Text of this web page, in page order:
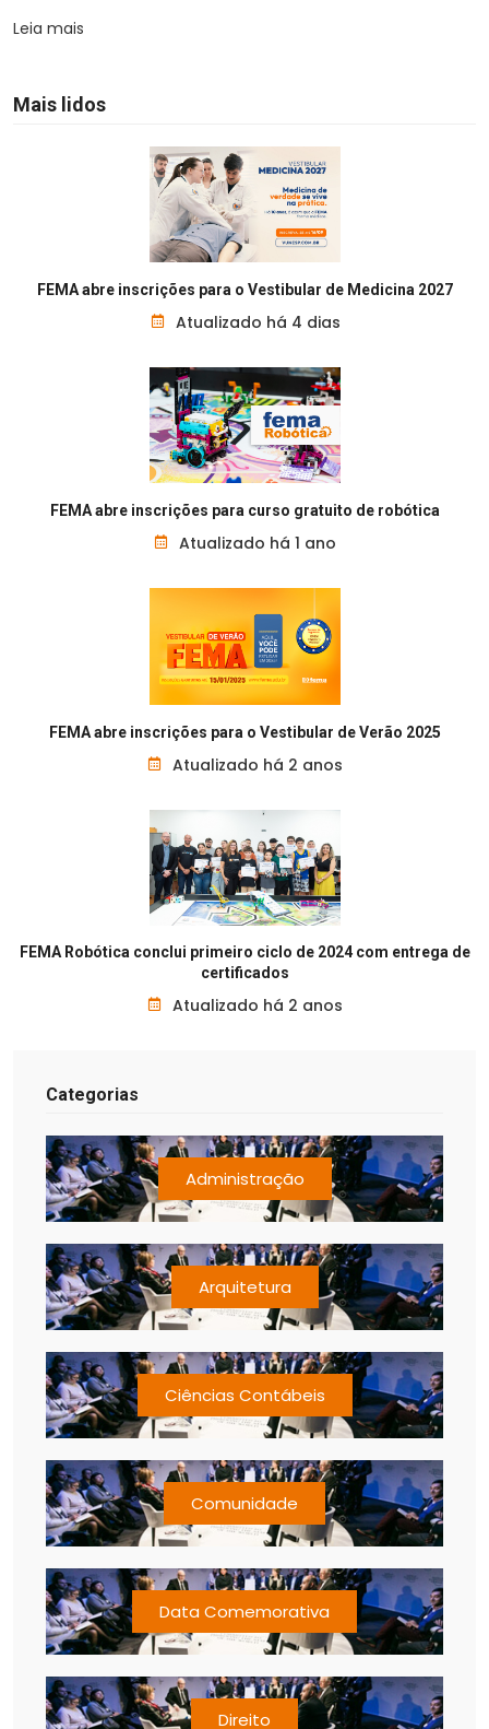
Leia mais
Mais lidos
FEMA abre inscrições para o Vestibular de Medicina 2027
Atualizado há 4 dias
FEMA abre inscrições para curso gratuito de robótica
Atualizado há 1 ano
FEMA abre inscrições para o Vestibular de Verão 2025
Atualizado há 2 anos
FEMA Robótica conclui primeiro ciclo de 2024 com entrega de
certificados
Atualizado há 2 anos
Categorias
Administração
Arquitetura
Ciências Contábeis
Comunidade
Data Comemorativa
Direito